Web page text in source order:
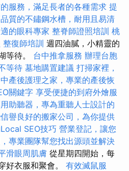
服務，滿足長者的各種需求 提
質的不鏽鋼水槽，耐用且易清
的眼科專家 整脊師證照培訓 桃
整復師培訓 週四油膩，小精靈的
等待。 台中推拿服務 辦理台胞
等待 墓地購置建議 打掃家裡，
產後護理之家，專業的產後恢
關鍵字 享受便捷的到府外燴服
助聽器，專為重聽人士設計的
譽良好的搬家公司，為你提供
SEO技巧 營業登記，讓您
專業團隊幫您找出源頭並解決
滑眼周肌膚 從星期四開始，每
好衣服和聚會。 有效滅鼠服